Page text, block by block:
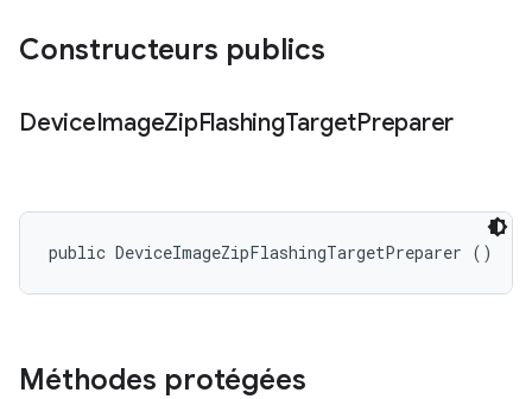
Constructeurs publics
DeviceImageZipFlashingTargetPreparer
public DeviceImageZipFlashingTargetPreparer ()
Méthodes protégées